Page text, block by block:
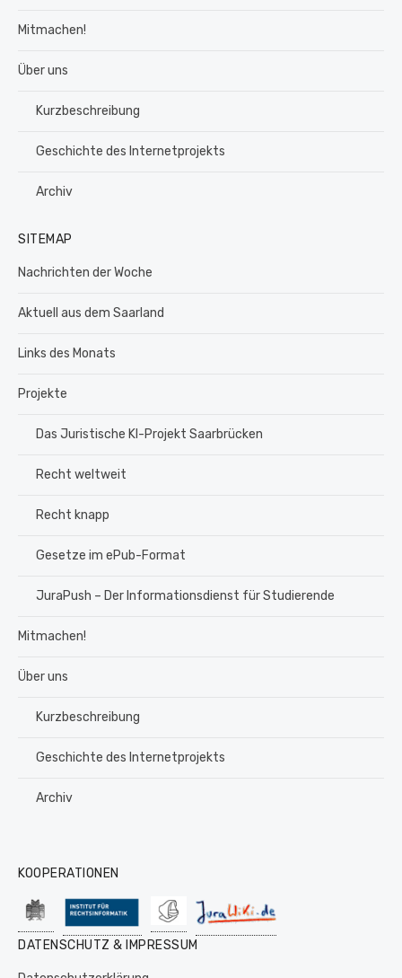
Mitmachen!
Über uns
Kurzbeschreibung
Geschichte des Internetprojekts
Archiv
SITEMAP
Nachrichten der Woche
Aktuell aus dem Saarland
Links des Monats
Projekte
Das Juristische KI-Projekt Saarbrücken
Recht weltweit
Recht knapp
Gesetze im ePub-Format
JuraPush – Der Informationsdienst für Studierende
Mitmachen!
Über uns
Kurzbeschreibung
Geschichte des Internetprojekts
Archiv
KOOPERATIONEN
DATENSCHUTZ & IMPRESSUM